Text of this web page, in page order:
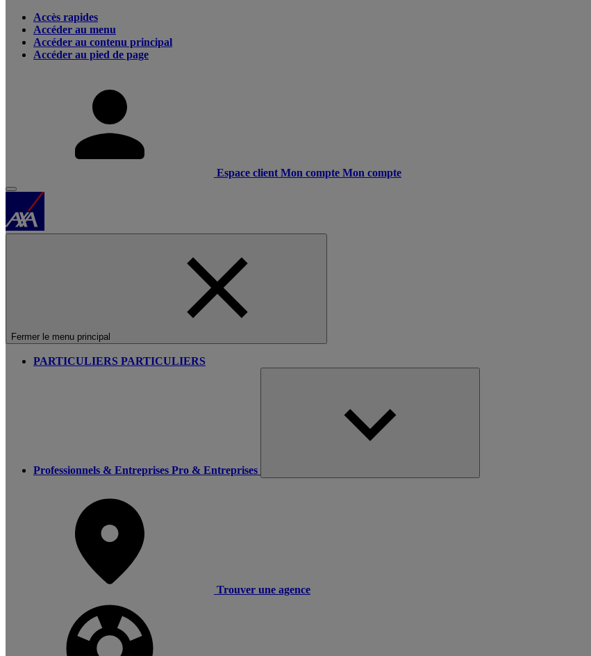
Accès rapides
Accéder au menu
Accéder au contenu principal
Accéder au pied de page
Espace client Mon compte Mon compte
Fermer le menu principal
PARTICULIERS PARTICULIERS
Professionnels & Entreprises Pro & Entreprises
Trouver une agence